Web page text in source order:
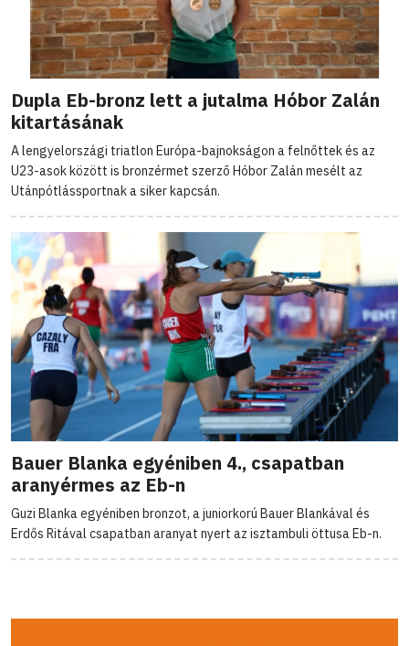
Dupla Eb-bronz lett a jutalma Hóbor Zalán
kitartásának
A lengyelországi triatlon Európa-bajnokságon a felnőttek és az
U23-asok között is bronzérmet szerző Hóbor Zalán mesélt az
Utánpótlássportnak a siker kapcsán.
Bauer Blanka egyéniben 4., csapatban
aranyérmes az Eb-n
Guzi Blanka egyéniben bronzot, a juniorkorú Bauer Blankával és
Erdős Ritával csapatban aranyat nyert az isztambuli öttusa Eb-n.